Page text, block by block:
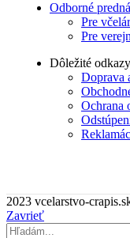
Odborné
Pre
Pre
Dôležité odkazy
Doprava
Ochrana
2023 vcelarstvo-
Zavrieť